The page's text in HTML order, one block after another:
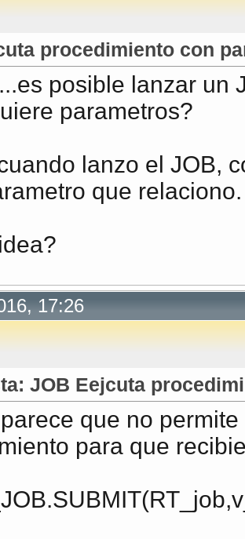
procedimiento con
posible lanzar un
parametros?
lanzo el JOB,
que relaciono.
17:26
JOB Eejcuta
que no
para que